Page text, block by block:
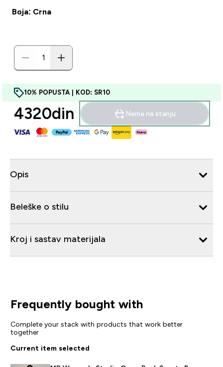
Boja: Crna
10% POPUSTA | KOD: SR10
4320din‎ Nema na stanju
Opis
Beleške o stilu
Kroj i sastav materijala
Frequently bought with
Complete your stack with products that work better
together
Current item selected